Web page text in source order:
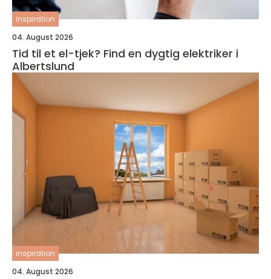
inspiration
04. August 2026
Tid til et el-tjek? Find en dygtig elektriker i
Albertslund
inspiration
04. August 2026